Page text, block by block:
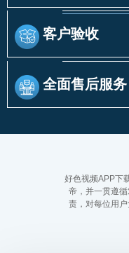
客户验收
全面售后服务
好色视频APP下
帝，并一贯遵
责，对每位用